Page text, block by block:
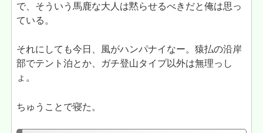
で、そういう馬鹿な大人は黙らせるべきだと俺は思っ
ている。
それにしても今日、風がハンパナイなー。猿払の沿岸
部でテント泊とか、ガチ登山タイプ以外は無理っし
ょ。
ちゅうことで寝た。